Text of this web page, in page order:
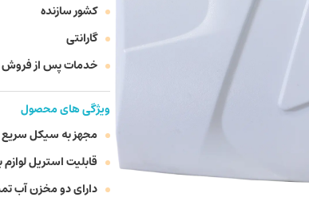
کشور سازنده
گارانتی
خدمات پس از فروش
ویژگی های محصول
مجهز به سیکل سریع برای
قابلیت استریل
دارای دو مخزن آب